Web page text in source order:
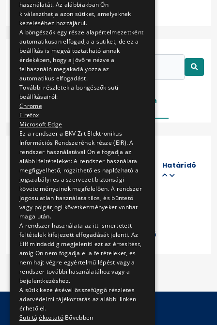
Folyamatban
Cím
Eljárás
száma
Határidő
Előző 1 Következő
használatát. Az alábbiakban Ön
kiválaszthatja azon sütiket, amelyeknek
kezeléséhez hozzájárul.
A böngészők egy része alapértelmezettként
automatikusan elfogadja a sütiket, de ez a
beállítás is megváltoztatható annak
érdekében, hogy a jövőre nézve a
felhasználó megakadályozza az
automatikus elfogadást.
További részletek a böngészők süti
beállításairól:
Chrome
Firefox
Microsoft Edge
Ez a rendszer a BKV Zrt Elektronikus
Információs Rendszerének része (EIR). A
rendszer használatával Ön elfogadja az
alábbi feltételeket: A rendszer használata
megfigyelhető, rögzithető es naplózható a
jogszabályi es a szervezet biztonsági
követelményeinek megfelelően. A rendszer
jogosulatlan használata tilos, és büntető
vagy polgárjogi következményeket vonhat
maga után.
A rendszer használata az itt ismertetett
feltételek kifejezett elfogadását jelenti. Az
EIR mindaddig megjeleníti ezt az értesitést,
amig Ön nem fogadja el a feltételeket, es
nem hajt végre egyértelmű lépést vagy a
rendszer további használatához vagy a
bejelentkezéshez.
A sütik kezelésével összefüggő részletes
adatvédelmi tájékoztatás az alábbi linken
érhető el.
Süti tájékoztató Bővebben